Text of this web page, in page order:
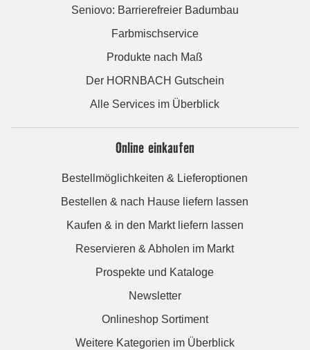
Seniovo: Barrierefreier Badumbau
Farbmischservice
Produkte nach Maß
Der HORNBACH Gutschein
Alle Services im Überblick
Online einkaufen
Bestellmöglichkeiten & Lieferoptionen
Bestellen & nach Hause liefern lassen
Kaufen & in den Markt liefern lassen
Reservieren & Abholen im Markt
Prospekte und Kataloge
Newsletter
Onlineshop Sortiment
Weitere Kategorien im Überblick